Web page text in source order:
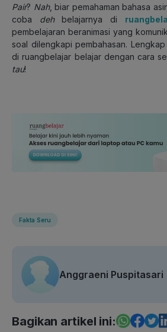
Pair? Nah, biar pemahaman bahasa
coba deh belajarnya di
pembelajaran beranimasi yang
soal dilengkapi pembahasan. Lengkap
di ruangbelajar belajar dengan cara
tau!
Fakta Seru
Anggraeni Puspitasari
Bagikan artikel ini: